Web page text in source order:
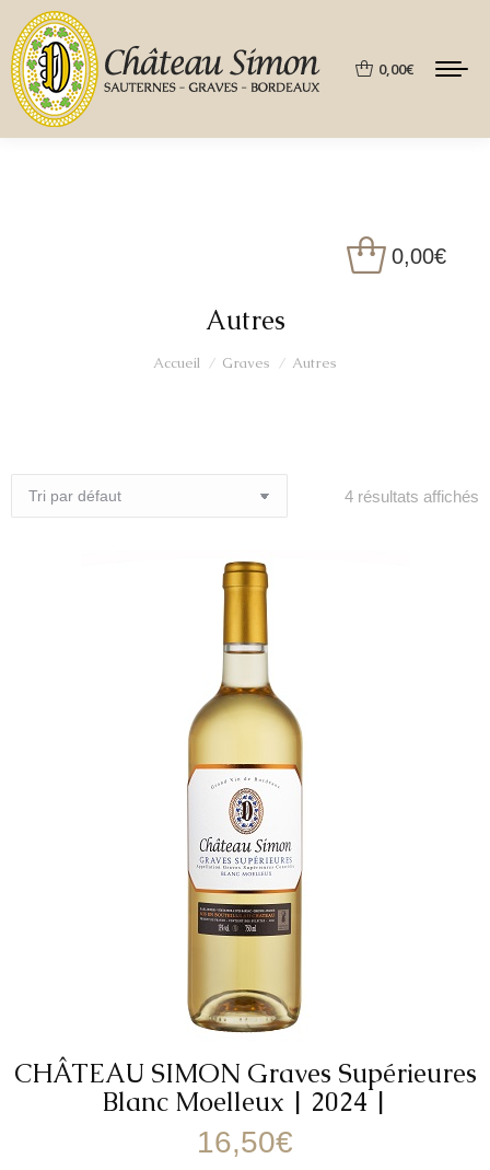
0,00€
0,00€
Autres
Accueil Graves Autres
4 résultats affichés
CHÂTEAU SIMON Graves Supérieures
Blanc Moelleux | 2024 |
16,50€